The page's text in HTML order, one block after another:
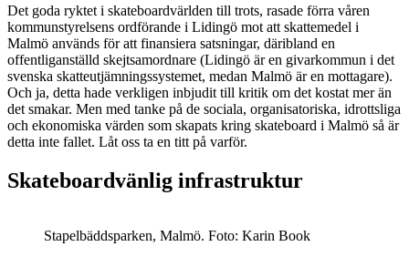
Det goda ryktet i skateboardvärlden till trots, rasade förra våren
kommunstyrelsens ordförande i Lidingö mot att skattemedel i
Malmö används för att finansiera satsningar, däribland en
offentliganställd skejtsamordnare (Lidingö är en givarkommun i det
svenska skatteutjämningssystemet, medan Malmö är en mottagare).
Och ja, detta hade verkligen inbjudit till kritik om det kostat mer än
det smakar. Men med tanke på de sociala, organisatoriska, idrottsliga
och ekonomiska värden som skapats kring skateboard i Malmö så är
detta inte fallet. Låt oss ta en titt på varför.
Skateboardvänlig infrastruktur
Stapelbäddsparken, Malmö. Foto: Karin Book